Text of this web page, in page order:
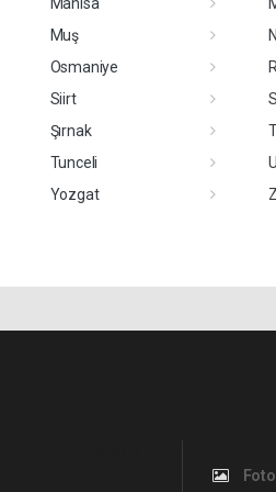
Muş
Osmaniye
Siirt
Şırnak
Tunceli
Yozgat